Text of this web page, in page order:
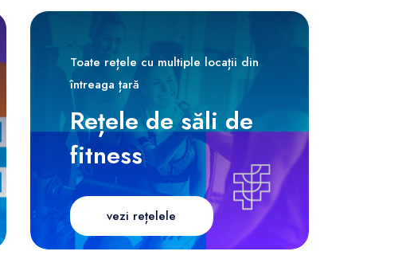
Toate rețele cu multiple locații din
întreaga țară
Rețele de săli de
fitness
vezi rețelele